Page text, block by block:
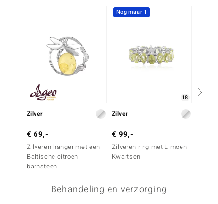
Zilver
€ 69,-
Zilveren hanger met een
Baltische citroen
barnsteen
Nog maar 1
18
Zilver
€ 99,-
Zilveren ring met Limoen
Kwartsen
Behandeling en verzorging